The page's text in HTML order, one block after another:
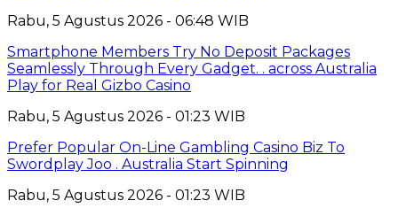
Rabu, 5 Agustus 2026 - 06:48 WIB
Smartphone Members Try No Deposit Packages
Seamlessly Through Every Gadget. . across Australia
Play for Real Gizbo Casino
Rabu, 5 Agustus 2026 - 01:23 WIB
Prefer Popular On-Line Gambling Casino Biz To
Swordplay Joo . Australia Start Spinning
Rabu, 5 Agustus 2026 - 01:23 WIB